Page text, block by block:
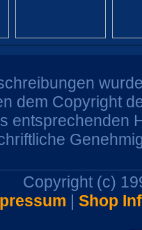
dem Copyright
entsprechenden
Copyright (c)
| Shop